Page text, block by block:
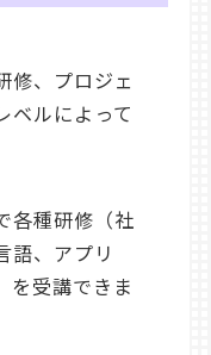
修、プロジェ
ベルによって
各種研修（社
、アプリ
を受講できま